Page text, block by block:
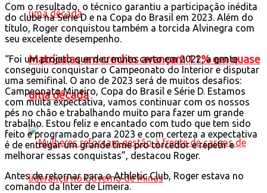
Matrículas em creches avançam 11% em quase
uma década
Com o resultado, o técnico garantiu a participação inédita
do clube na Série D e na Copa do Brasil em 2023. Além do
título, Roger conquistou também a torcida Alvinegra com
seu excelente desempenho.
“Foi um projeto que deu muito certo em 2022, a gente
conseguiu conquistar o Campeonato do Interior e disputar
uma semifinal. O ano de 2023 será de muitos desafios:
Campeonato Mineiro, Copa do Brasil e Série D. Estamos
com muita expectativa, vamos continuar com os nossos
pés no chão e trabalhando muito para fazer um grande
trabalho. Estou feliz e encantado com tudo que tem sido
feito e programado para 2023 e com certeza a expectativa
é de entregar um grande time pro torcedor e repetir e
melhorar essas conquistas”, destacou Roger.
Antes de retornar para o Athletic Club, Roger estava no
comando da Inter de Limeira.